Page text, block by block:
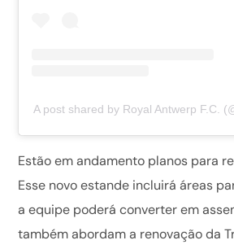
A post shared by Royal Antwerp F.C.
Estão em andamento planos para
Esse novo estande incluirá áreas
a equipe poderá converter em
também abordam a renovação da